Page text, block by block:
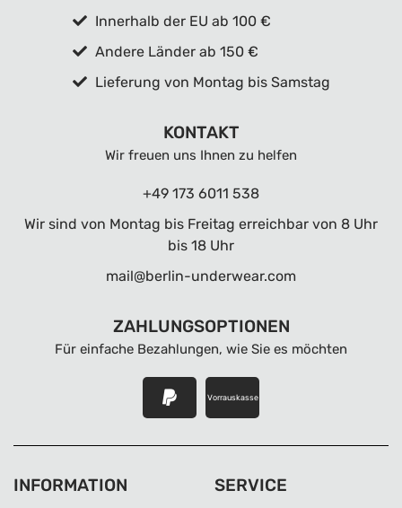
Innerhalb der EU ab 100 €
Andere Länder ab 150 €
Lieferung von Montag bis Samstag
KONTAKT
Wir freuen uns Ihnen zu helfen
+49 173 6011 538
Wir sind von Montag bis Freitag erreichbar von 8 Uhr
bis 18 Uhr
mail@berlin-underwear.com
ZAHLUNGSOPTIONEN
Für einfache Bezahlungen, wie Sie es möchten
Vorrauskasse
INFORMATION SERVICE